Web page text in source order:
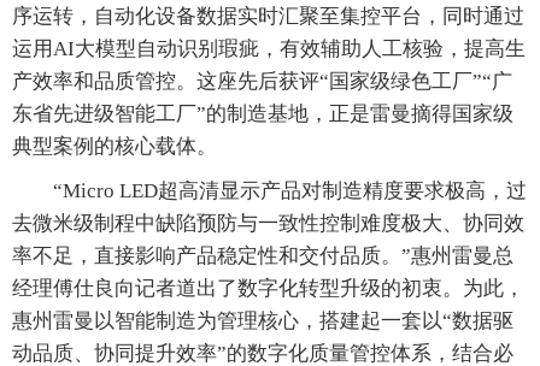
序运转，自动化设备数据实时汇聚至集控平台，同时通过
运用AI大模型自动识别瑕疵，有效辅助人工核验，提高生
产效率和品质管控。这座先后获评“国家级绿色工厂”“广
东省先进级智能工厂”的制造基地，正是雷曼摘得国家级
典型案例的核心载体。
“Micro LED超高清显示产品对制造精度要求极高，过
去微米级制程中缺陷预防与一致性控制难度极大、协同效
率不足，直接影响产品稳定性和交付品质。”惠州雷曼总
经理傅仕良向记者道出了数字化转型升级的初衷。为此，
惠州雷曼以智能制造为管理核心，搭建起一套以“数据驱
动品质、协同提升效率”的数字化质量管控体系，结合必